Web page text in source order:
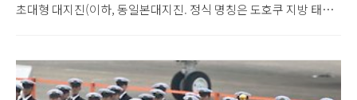
초대형 대지진(이하, 동일본대지진. 정식 명칭은 도호쿠 지방 태평
인접한 후쿠시마현 뿐만 아니라 일본 전체를 뒤 흔들 만큼 강력했
고, 그 세기는 9.0에 이르렀다. 진앙으로부터 직선거리로 약 600여